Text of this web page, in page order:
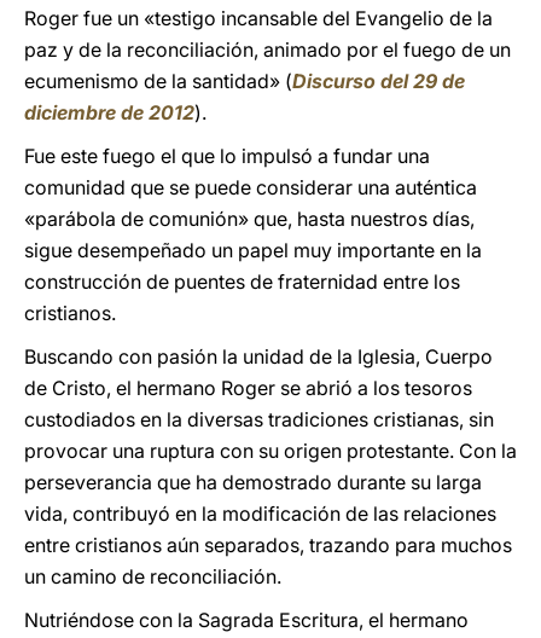
Roger fue un «testigo incansable del Evangelio de la
paz y de la reconciliación, animado por el fuego de un
ecumenismo de la santidad» (Discurso del 29 de
diciembre de 2012).
Fue este fuego el que lo impulsó a fundar una
comunidad que se puede considerar una auténtica
«parábola de comunión» que, hasta nuestros días,
sigue desempeñado un papel muy importante en la
construcción de puentes de fraternidad entre los
cristianos.
Buscando con pasión la unidad de la Iglesia, Cuerpo
de Cristo, el hermano Roger se abrió a los tesoros
custodiados en la diversas tradiciones cristianas, sin
provocar una ruptura con su origen protestante. Con la
perseverancia que ha demostrado durante su larga
vida, contribuyó en la modificación de las relaciones
entre cristianos aún separados, trazando para muchos
un camino de reconciliación.
Nutriéndose con la Sagrada Escritura, el hermano